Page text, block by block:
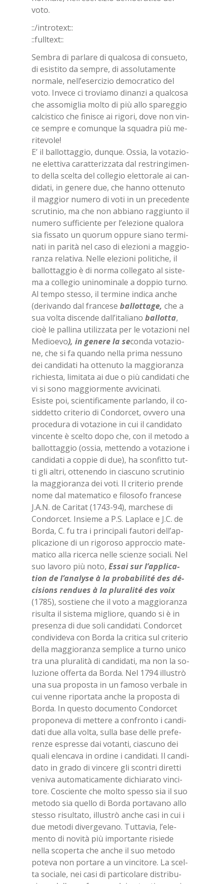
voto.
::/in­tro­text::
::full­text::
Sem­bra di par­la­re di qual­co­sa di con­sue­to,
di esi­sti­to da sem­pre, di as­so­lu­ta­men­te
nor­ma­le, nel­l’e­ser­ci­zio de­mo­cra­ti­co del
voto. In­ve­ce ci tro­via­mo di­nan­zi a qual­co­sa
che as­so­mi­glia mol­to di più allo spa­reg­gio
cal­ci­sti­co che fi­ni­sce ai ri­go­ri, dove non vin­
ce sem­pre e co­mun­que la squa­dra più me­
ri­te­vo­le!
E’ il bal­lot­tag­gio, dun­que. Os­sia, la vo­ta­zio­
ne elet­ti­va ca­rat­te­riz­za­ta dal re­strin­gi­men­
to del­la scel­ta del col­le­gio elet­to­ra­le ai can­
di­da­ti, in ge­ne­re due, che han­no ot­te­nu­to
il mag­gior nu­me­ro di voti in un pre­ce­den­te
scru­ti­nio, ma che non ab­bia­no rag­giun­to il
nu­me­ro suf­fi­cien­te per l’e­le­zio­ne qua­lo­ra
sia fis­sa­to un quo­rum op­pu­re sia­no ter­mi­
na­ti in pa­ri­tà nel caso di ele­zio­ni a mag­gio­
ran­za re­la­ti­va. Nel­le ele­zio­ni po­li­ti­che, il
bal­lot­tag­gio è di nor­ma col­le­ga­to al si­ste­
ma a col­le­gio uni­no­mi­na­le a dop­pio tur­no.
Al tem­po stes­so, il ter­mi­ne in­di­ca an­che
(de­ri­van­do dal fran­ce­se bal­lot­ta­ge, che a
sua vol­ta di­scen­de dal­l’i­ta­lia­no bal­lot­ta,
cioè le pal­li­na uti­liz­za­ta per le vo­ta­zio­ni nel
Me­dioe­vo), in ge­ne­re la secon­da vo­ta­zio­
ne, che si fa quan­do nel­la pri­ma nes­su­no
dei can­di­da­ti ha ot­te­nu­to la mag­gio­ran­za
ri­chie­sta, li­mi­ta­ta ai due o più can­di­da­ti che
vi si sono mag­gior­men­te av­vi­ci­na­ti.
Esi­ste poi, scien­ti­fi­ca­men­te par­lan­do, il co­
sid­det­to cri­te­rio di Con­dor­cet, ov­ve­ro una
pro­ce­du­ra di vo­ta­zio­ne in cui il can­di­da­to
vin­cen­te è scel­to dopo che, con il me­to­do a
bal­lot­tag­gio (os­sia, met­ten­do a vo­ta­zio­ne i
can­di­da­ti a cop­pie di due), ha scon­fit­to tut­
ti gli al­tri, ot­te­nen­do in cia­scu­no scru­ti­nio
la mag­gio­ran­za dei voti. Il cri­te­rio pren­de
nome dal ma­te­ma­ti­co e fi­lo­so­fo fran­ce­se
J.A.N. de Ca­ri­tat (1743-94), mar­che­se di
Con­dor­cet. In­sie­me a P.S. La­pla­ce e J.C. de
Bor­da, C. fu tra i prin­ci­pa­li fau­to­ri del­l’ap­
pli­ca­zio­ne di un ri­go­ro­so ap­proc­cio ma­te­
ma­ti­co alla ri­cer­ca nel­le scien­ze so­cia­li. Nel
suo la­vo­ro più noto, Es­sai sur l’ap­pli­ca­
tion de l’a­na­ly­se à la pro­ba­bi­li­té des dé­
ci­sions ren­dues à la plu­ra­li­té des voix
(1785), so­stie­ne che il voto a mag­gio­ran­za
ri­sul­ta il si­ste­ma mi­glio­re, quan­do si è in
pre­sen­za di due soli can­di­da­ti. Con­dor­cet
con­di­vi­de­va con Bor­da la cri­ti­ca sul cri­te­rio
del­la mag­gio­ran­za sem­pli­ce a tur­no uni­co
tra una plu­ra­li­tà di can­di­da­ti, ma non la so­
lu­zio­ne of­fer­ta da Bor­da. Nel 1794 il­lu­strò
una sua pro­po­sta in un fa­mo­so ver­ba­le in
cui ven­ne ri­por­ta­ta an­che la pro­po­sta di
Bor­da. In que­sto do­cu­men­to Con­dor­cet
pro­po­ne­va di met­te­re a con­fron­to i can­di­
da­ti due alla vol­ta, sul­la base del­le pre­fe­
ren­ze espres­se dai vo­tan­ti, cia­scu­no dei
qua­li elen­ca­va in or­di­ne i can­di­da­ti. Il can­di­
da­to in gra­do di vin­ce­re gli scon­tri di­ret­ti
ve­ni­va au­to­ma­ti­ca­men­te di­chia­ra­to vin­ci­
to­re. Co­scien­te che mol­to spes­so sia il suo
me­to­do sia quel­lo di Bor­da por­ta­va­no allo
stes­so ri­sul­ta­to, il­lu­strò an­che casi in cui i
due me­to­di di­ver­ge­va­no. Tut­ta­via, l’e­le­
men­to di no­vi­tà più im­por­tan­te ri­sie­de
nel­la sco­per­ta che an­che il suo me­to­do
po­te­va non por­ta­re a un vin­ci­to­re. La scel­
ta so­cia­le, nei casi di par­ti­co­la­re di­stri­bu­